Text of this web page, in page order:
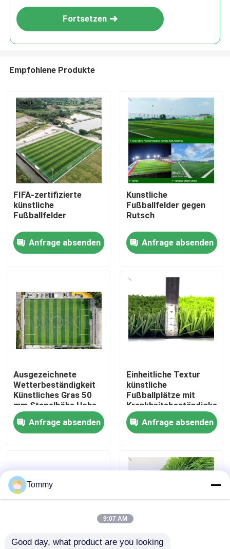
Zu Hause
Videos
Über uns
Werksbesichtigung
Qualitätskontrolle
Nachrichten
Angebot anfordern
Fortsetzen
Empfohlene Produkte
FIFA-zertifizierte
künstliche
Fußballfelder
Anfrage absenden
Kunstliche
Fußballfelder gegen
Rutsch
Anfrage absenden
Ausgezeichnete
Wetterbeständigkeit
Künstliches Gras 50
mm Stapelhöhe Hohe
Flexibilität
Anfrage absenden
Einheitliche Textur
künstliche
Fußballplätze mit
Krankheitsbeständigkeit
4x25m
Anfrage absenden
Tommy
9:07 AM
Good day, what product are you looking